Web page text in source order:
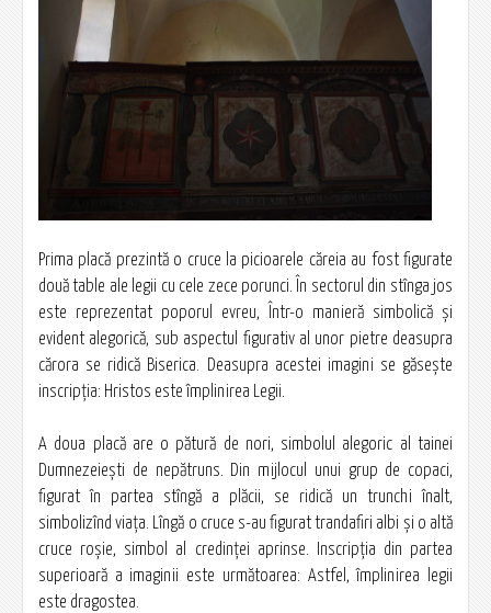
Prima placă prezintă o cruce la picioarele căreia au fost figurate
două table ale legii cu cele zece porunci. În sectorul din stînga jos
este reprezentat poporul evreu, Într-o manieră simbolică şi
evident alegorică, sub aspectul figurativ al unor pietre deasupra
cărora se ridică Biserica. Deasupra acestei imagini se găseşte
inscripţia: Hristos este împlinirea Legii.
A doua placă are o pătură de nori, simbolul alegoric al tainei
Dumnezeieşti de nepătruns. Din mijlocul unui grup de copaci,
figurat în partea stîngă a plăcii, se ridică un trunchi înalt,
simbolizînd viaţa. Lîngă o cruce s-au figurat trandafiri albi şi o altă
cruce roşie, simbol al credinţei aprinse. Inscripţia din partea
superioară a imaginii este următoarea: Astfel, împlinirea legii
este dragostea.